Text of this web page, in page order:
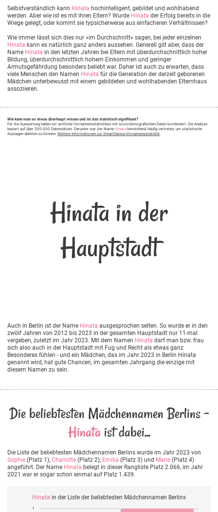
Selbstverständlich kann Hinata hochintelligent, gebildet und wohlhabend
werden. Aber wie ist es mit ihren Eltern? Wurde Hinata der Erfolg bereits in die
Wiege gelegt, oder kommt sie typsicherweise aus einfacheren Verhältnissen?
Wie immer lässt sich dies nur »im Durchschnitt« sagen, bei jeder einzelnen
Hinata kann es natürlich ganz anders aussehen. Generell gilt aber, dass der
Name Hinata in den letzten Jahren bei Eltern mit überdurchschnittlich hoher
Bildung, überdurchschnittlich hohem Einkommen und geringer
Armutsgefährdung besonders beliebt war. Daher ist auch zu erwarten, dass
viele Menschen den Namen Hinata für die Generation der derzeit geborenen
Mädchen unterbewusst mit einem gebildeten und wohlhabenden Elternhaus
assoziieren.
Wie kann man so etwas überhaupt wissen und ist das statistisch signifikant?
Für die Auswertung haben wir amtliche Vornamensstatistiken mit soziodemografischen Daten kombiniert. Die Analyse
basiert auf über 300.000 Datensätzen. Darunter war der Name Hinata hinreichend häufig vertreten, um statistische
Aussagen ableiten zu können. Weitere Informationen zur SmartGenius-Vornamensstatistik.
Hinata in der
Hauptstadt
Auch in Berlin ist der Name Hinata ausgesprochen selten. So wurde er in den
zwölf Jahren von 2012 bis 2023 in der gesamten Hauptstadt nur 11-mal
vergeben, zuletzt im Jahr 2023. Mit dem Namen Hinata darf man bzw. frau
sich also auch in der Hauptstadt mit Fug und Recht als etwas ganz
Besonderes fühlen - und ein Mädchen, das im Jahr 2023 in Berlin Hinata
genannt wird, hat gute Chancen, im gesamten Jahrgang die einzige mit
diesem Namen zu sein.
Die beliebtesten Mädchennamen Berlins -
Hinata ist dabei...
Die Liste der beliebtesten Mädchennamen Berlins wurde im Jahr 2023 von
Sophie (Platz 1), Charlotte (Platz 2), Emilia (Platz 3) und Marie (Platz 4)
angeführt. Der Name Hinata belegt in dieser Rangliste Platz 2.066, im Jahr
2021 war er sogar schon einmal auf Platz 1.439.
Hinata in der Liste der beliebtesten Mädchennamen Berlins
1